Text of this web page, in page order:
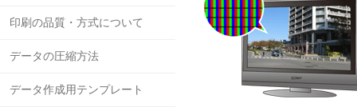
印刷の品質・方式について
データの圧縮方法
データ作成用テンプレート